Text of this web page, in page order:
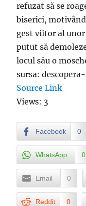
refuzat să se
biserici,
gest viitor al
putut să
locul său o
sursa:
Source Link
Views: 3
Facebook 0
WhatsApp 0
Email 0
Reddit 0